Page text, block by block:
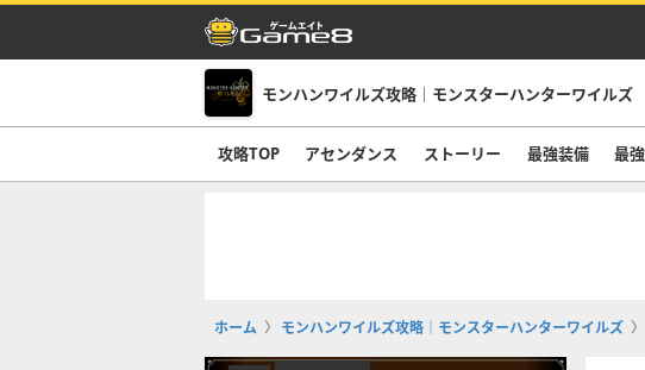
モンハンワイルズ攻略｜モンスターハンターワイルズ
攻略TOP アセンダンス ストーリー 最強装備 最
ホーム モンハンワイルズ攻略｜モンスターハンターワイルズ